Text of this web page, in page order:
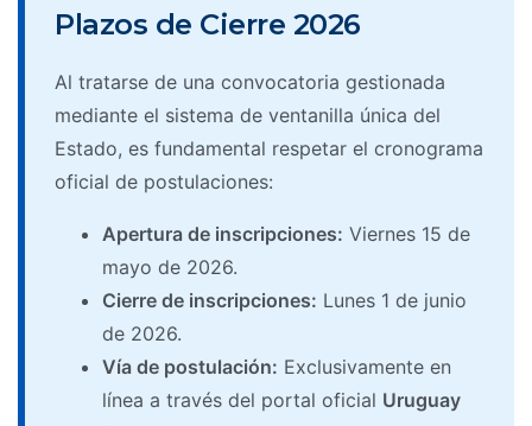
Plazos de Cierre 2026
Al tratarse de una convocatoria gestionada
mediante el sistema de ventanilla única del
Estado, es fundamental respetar el cronograma
oficial de postulaciones:
Apertura de inscripciones: Viernes 15 de
mayo de 2026.
Cierre de inscripciones: Lunes 1 de junio
de 2026.
Vía de postulación: Exclusivamente en
línea a través del portal oficial Uruguay